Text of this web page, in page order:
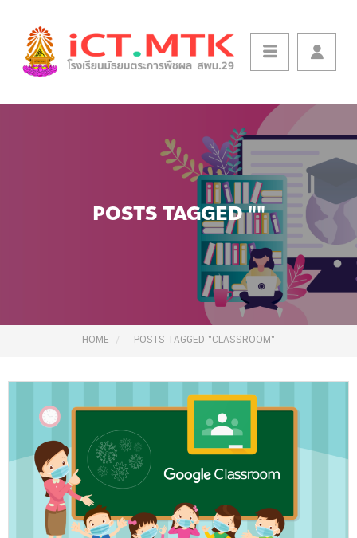
POSTS TAGGED ""
HOME POSTS TAGGED "CLASSROOM"